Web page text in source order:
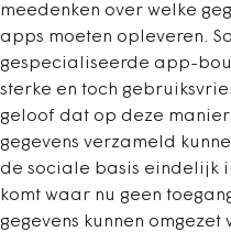
meedenken over welke
apps moeten opleveren.
gespecialiseerde app-
sterke en toch
geloof dat op deze
gegevens verzameld
de sociale basis eindelijk
komt waar nu geen
gegevens kunnen